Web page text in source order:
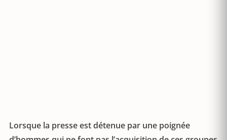
Lorsque la presse est détenue par une poignée